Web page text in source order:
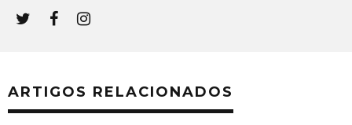
ARTIGOS RELACIONADOS